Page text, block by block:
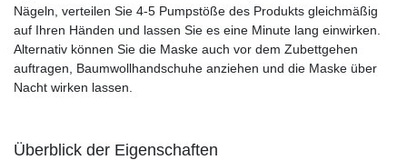
Nägeln, verteilen Sie 4-5 Pumpstöße des Produkts gleichmäßig
auf Ihren Händen und lassen Sie es eine Minute lang einwirken.
Alternativ können Sie die Maske auch vor dem Zubettgehen
auftragen, Baumwollhandschuhe anziehen und die Maske über
Nacht wirken lassen.
Überblick der Eigenschaften